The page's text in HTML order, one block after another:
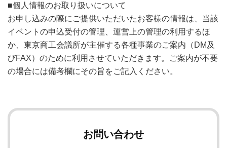
■個人情報のお取り扱いについて
お申し込みの際にご提供いただいたお客様の情報は、当該
イベントの申込受付の管理、運営上の管理の利用するほ
か、東京商工会議所が主催する各種事業のご案内（DM及
びFAX）のために利用させていただきます。ご案内が不要
の場合には備考欄にその旨をご記入ください。
お問い合わせ